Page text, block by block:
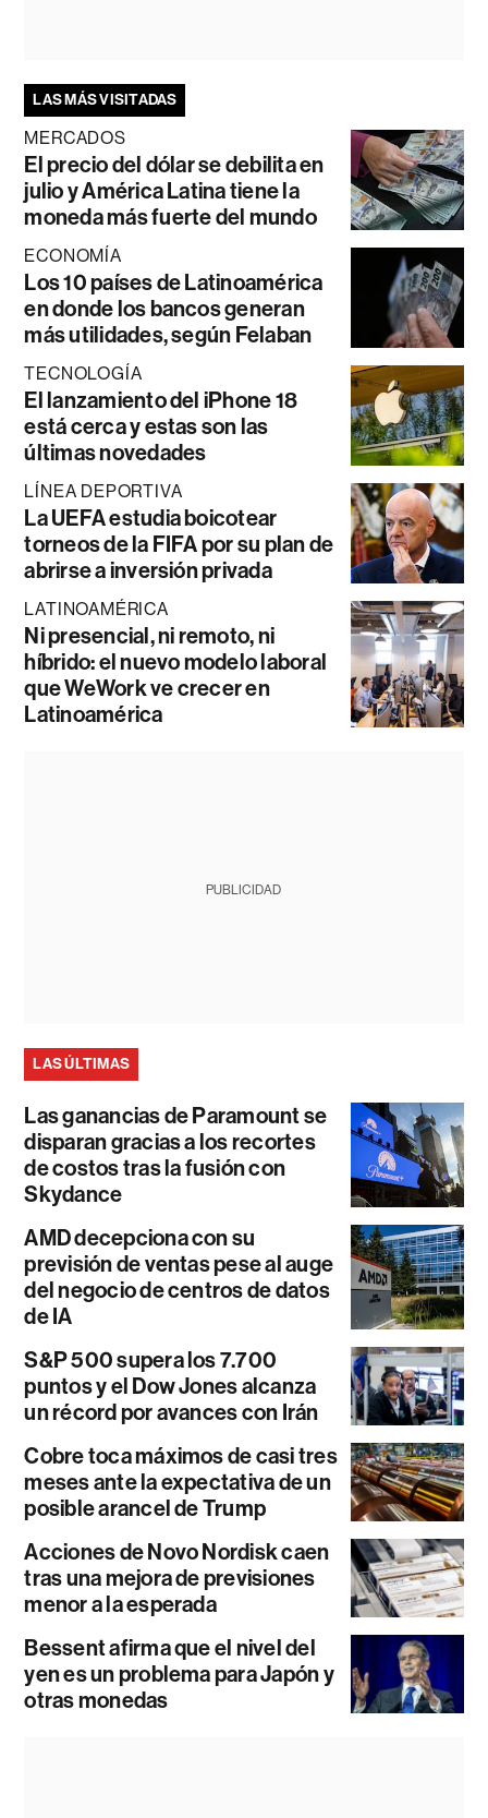
LAS MÁS VISITADAS
MERCADOS
El precio del dólar se debilita en
julio y América Latina tiene la
moneda más fuerte del mundo
ECONOMÍA
Los 10 países de Latinoamérica
en donde los bancos generan
más utilidades, según Felaban
TECNOLOGÍA
El lanzamiento del iPhone 18
está cerca y estas son las
últimas novedades
LÍNEA DEPORTIVA
La UEFA estudia boicotear
torneos de la FIFA por su plan de
abrirse a inversión privada
LATINOAMÉRICA
Ni presencial, ni remoto, ni
híbrido: el nuevo modelo laboral
que WeWork ve crecer en
Latinoamérica
PUBLICIDAD
LAS ÚLTIMAS
Las ganancias de Paramount se
disparan gracias a los recortes
de costos tras la fusión con
Skydance
AMD decepciona con su
previsión de ventas pese al auge
del negocio de centros de datos
de IA
S&P 500 supera los 7.700
puntos y el Dow Jones alcanza
un récord por avances con Irán
Cobre toca máximos de casi tres
meses ante la expectativa de un
posible arancel de Trump
Acciones de Novo Nordisk caen
tras una mejora de previsiones
menor a la esperada
Bessent afirma que el nivel del
yen es un problema para Japón y
otras monedas